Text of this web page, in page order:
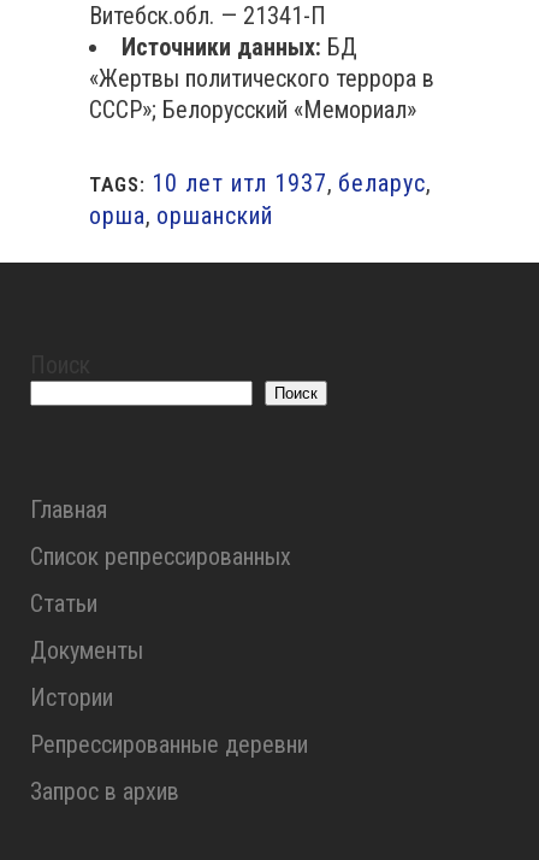
Витебск.обл. — 21341-П
Источники данных: БД
«Жертвы политического террора в
СССР»; Белорусский «Мемориал»
TAGS: 10 лет итл 1937, беларус,
орша, оршанский
Поиск
Главная
Список репрессированных
Статьи
Документы
Истории
Репрессированные деревни
Запрос в архив